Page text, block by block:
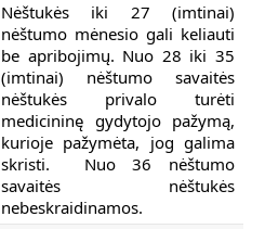
Nėštukės iki 27 (imtinai)
nėštumo mėnesio gali keliauti
be apribojimų. Nuo 28 iki 35
(imtinai) nėštumo savaitės
nėštukės privalo turėti
medicininę gydytojo pažymą,
kurioje pažymėta, jog galima
skristi. Nuo 36 nėštumo
savaitės nėštukės
nebeskraidinamos.